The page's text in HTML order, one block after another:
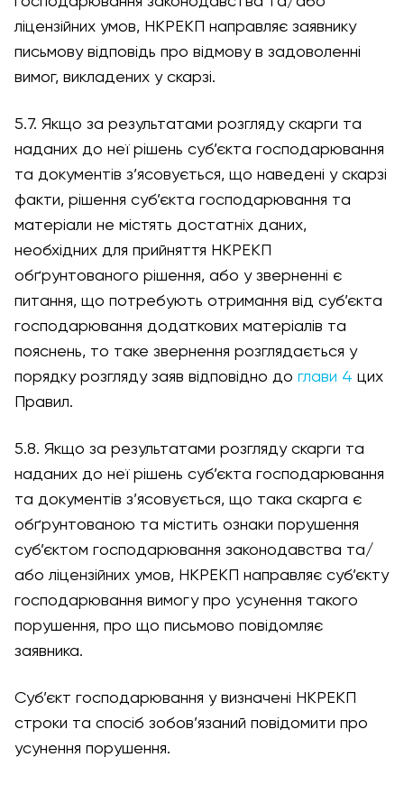
ліцензійних умов, НКРЕКП направляє заявнику
письмову відповідь про відмову в задоволенні
вимог, викладених у скарзі.
5.7. Якщо за результатами розгляду скарги та
наданих до неї рішень суб’єкта господарювання
та документів з’ясовується, що наведені у скарзі
факти, рішення суб’єкта господарювання та
матеріали не містять достатніх даних,
необхідних для прийняття НКРЕКП
обґрунтованого рішення, або у зверненні є
питання, що потребують отримання від суб’єкта
господарювання додаткових матеріалів та
пояснень, то таке звернення розглядається у
порядку розгляду заяв відповідно до глави 4 цих
Правил.
5.8. Якщо за результатами розгляду скарги та
наданих до неї рішень суб’єкта господарювання
та документів з’ясовується, що така скарга є
обґрунтованою та містить ознаки порушення
суб’єктом господарювання законодавства та/
або ліцензійних умов, НКРЕКП направляє суб’єкту
господарювання вимогу про усунення такого
порушення, про що письмово повідомляє
заявника.
Суб’єкт господарювання у визначені НКРЕКП
строки та спосіб зобов’язаний повідомити про
усунення порушення.